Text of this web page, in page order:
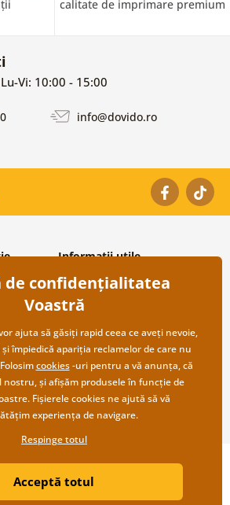
calitate de imprimare premium
Vi: 10:00 - 15:00
info@dovido.ro
de plată
Informații utile
Despre noi
Întrebări frecvente
Contacte
Cooperare angro
©2019 © Dovido.ro.
| Magazinul online a fost creat de
de confidențialitatea
Voastră
ajuta să găsiți rapid ceea ce aveți nevoie,
împiedică apariția reclamelor de care nu
cookies-uri pentru a vă anunța, că
și afișăm produsele în funcție de
Fișierele cookies ne ajută să vă
experiența de navigare.
Respinge totul
Acceptă totul